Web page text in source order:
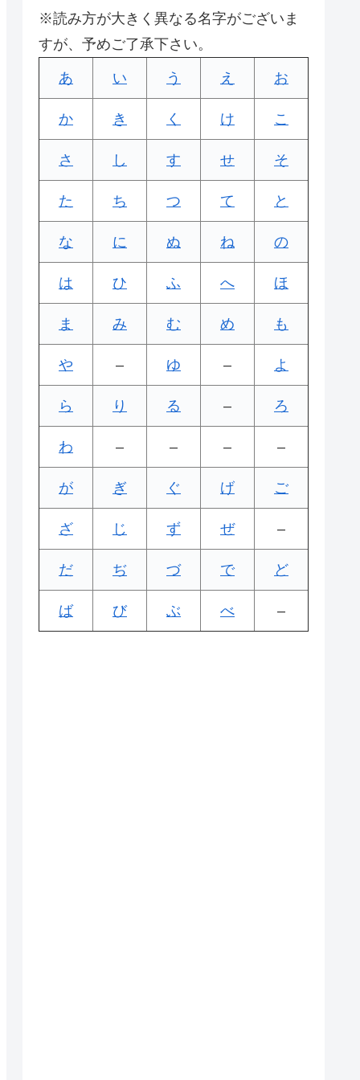
※読み方が大きく異なる名字がございま
すが、予めご了承下さい。
あ い う え お
か き く け こ
さ し す せ そ
た ち つ て と
な に ぬ ね の
は ひ ふ へ ほ
ま み む め も
や – ゆ – よ
ら り る – ろ
わ – – – –
が ぎ ぐ げ ご
ざ じ ず ぜ –
だ ぢ づ で ど
ば び ぶ べ –